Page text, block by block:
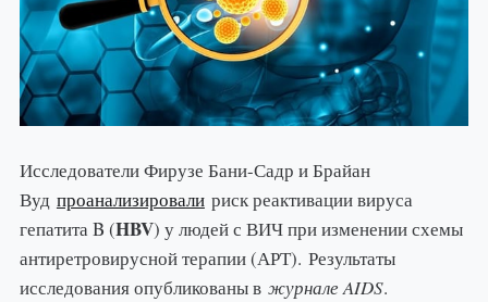
Исследователи Фирузе Бани-Садр и Брайан
Вуд проанализировалириск реактивации вируса
гепатита B (HBV) у людей с ВИЧ при изменении схемы
антиретровирусной терапии (АРТ). Результаты
исследования опубликованы в журнале AIDS.